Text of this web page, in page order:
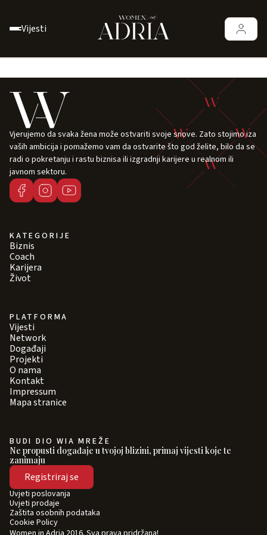
Vijesti
Vjerujemo da svaka žena može ostvariti svoje snove. Zato stojimo iza
vaših ambicija i pomažemo vam da ostvarite što god želite, bilo da se
radi o pokretanju i rastu biznisa ili izgradnji karijere u realnom ili
javnom sektoru.
KATEGORIJE
Biznis
Coach
Karijera
Život
PLATFORMA
Vijesti
Network
Događaji
Projekti
O nama
Kontakt
Impressum
Mapa stranice
BUDI DIO WIA MREŽE
Ne propusti događaje u tvojoj blizini, primaj vijesti koje te
zanimaju
Registriraj se
Uvjeti poslovanja
Uvjeti prodaje
Zaštita osobnih podataka
Cookie Policy